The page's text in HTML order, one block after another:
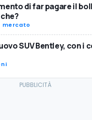
di far pagare il
SUV Bentley, con i